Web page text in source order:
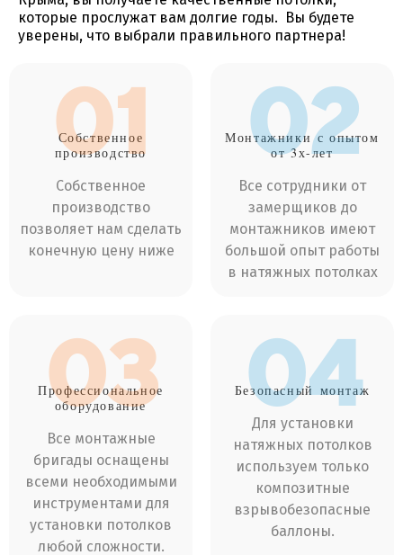
которые прослужат вам долгие годы. Вы будете
уверены, что выбрали правильного партнера!
01
Собственное
производство
Собственное
производство
позволяет нам сделать
конечную цену ниже
02
Монтажники с опытом
от 3х-лет
Все сотрудники от
замерщиков до
монтажников имеют
большой опыт работы
в натяжных потолках
03
Профессиональное
оборудование
Все монтажные
бригады оснащены
всеми необходимыми
инструментами для
установки потолков
любой сложности.
04
Безопасный монтаж
Для установки
натяжных потолков
используем только
композитные
взрывобезопасные
баллоны.